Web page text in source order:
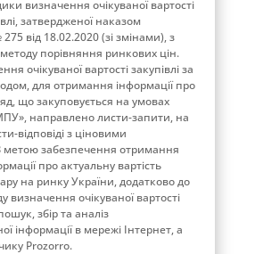
визначення очікуваної вартості
затвердженої наказом
від 18.02.2020 (зі змінами), з
порівняння ринкових цін.
очікуваної вартості закупівлі за
для отримання інформації про
що закуповується на умовах
направлено листи-запити, на
відповіді з ціновими
метою забезпечення отримання
про актуальну вартість
на ринку України, додатково до
визначення очікуваної вартості
збір та аналіз
інформації в мережі Інтернет, а
Prozorro.